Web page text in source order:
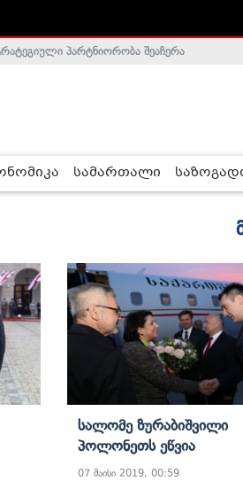
პარტნიორობა შეაჩერა
სამართალი
Სალომე Ზურაბიშვილი
Პოლონეთს Ეწვია
07 მაისი 2019, 00:59